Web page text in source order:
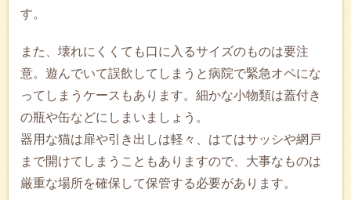
す。
また、壊れにくくても口に入るサイズのものは要注
意。遊んでいて誤飲してしまうと病院で緊急オペにな
ってしまうケースもあります。細かな小物類は蓋付き
の瓶や缶などにしまいましょう。
器用な猫は扉や引き出しは軽々、はてはサッシや網戸
まで開けてしまうこともありますので、大事なものは
厳重な場所を確保して保管する必要があります。